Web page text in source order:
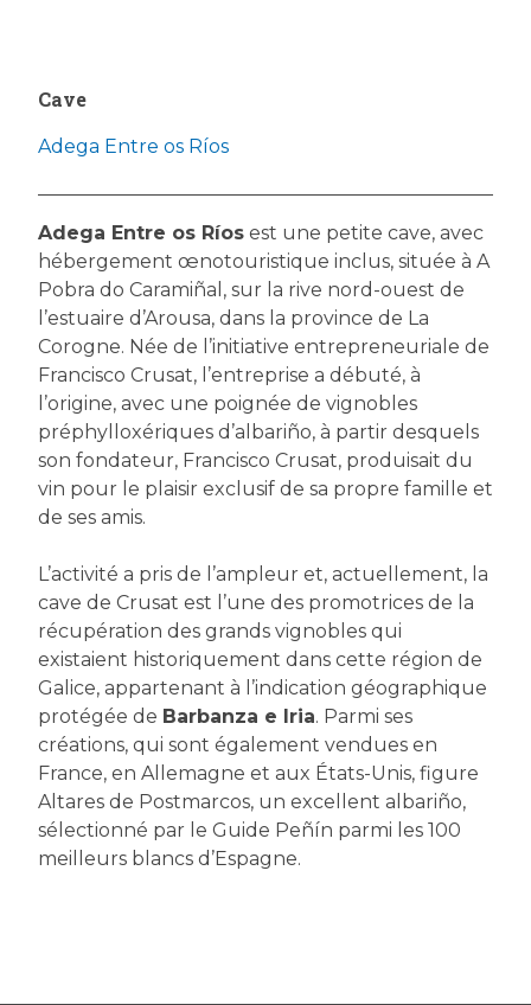
Cave
Adega Entre os Ríos
Adega Entre os Ríos est une petite cave, avec
hébergement œnotouristique inclus, située à A
Pobra do Caramiñal, sur la rive nord-ouest de
l’estuaire d’Arousa, dans la province de La
Corogne. Née de l’initiative entrepreneuriale de
Francisco Crusat, l’entreprise a débuté, à
l’origine, avec une poignée de vignobles
préphylloxériques d’albariño, à partir desquels
son fondateur, Francisco Crusat, produisait du
vin pour le plaisir exclusif de sa propre famille et
de ses amis.
L’activité a pris de l’ampleur et, actuellement, la
cave de Crusat est l’une des promotrices de la
récupération des grands vignobles qui
existaient historiquement dans cette région de
Galice, appartenant à l’indication géographique
protégée de Barbanza e Iria. Parmi ses
créations, qui sont également vendues en
France, en Allemagne et aux États-Unis, figure
Altares de Postmarcos, un excellent albariño,
sélectionné par le Guide Peñín parmi les 100
meilleurs blancs d’Espagne.